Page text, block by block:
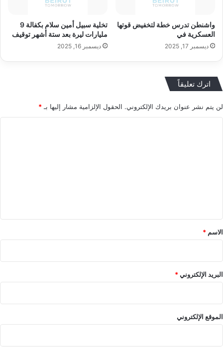
واشنطن تدرس خطة لتخفيض قوتها
العسكرية في
ديسمبر 17, 2025
تخلية سبيل أمين سلام بكفالة 9
مليارات ليرة بعد ستة أشهر توقيف
ديسمبر 16, 2025
اترك تعليقاً
لن يتم نشر عنوان بريدك الإلكتروني. الحقول الإلزامية مشار إليها بـ*
*
الاسم *
البريد الإلكتروني*
الموقع الإلكتروني